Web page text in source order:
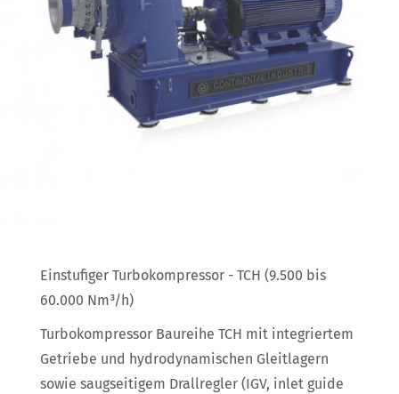
Einstufiger Turbokompressor - TCH (9.500 bis
60.000 Nm³/h)
Turbokompressor Baureihe TCH mit integriertem
Getriebe und hydrodynamischen Gleitlagern
sowie saugseitigem Drallregler (IGV, inlet guide